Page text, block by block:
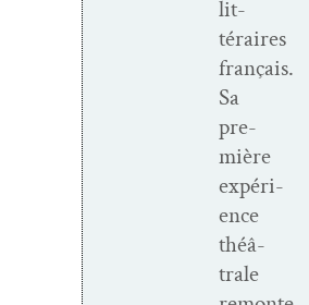
lit­
téraires
français.
Sa
pre­
mière
expéri­
ence
théâ­
trale